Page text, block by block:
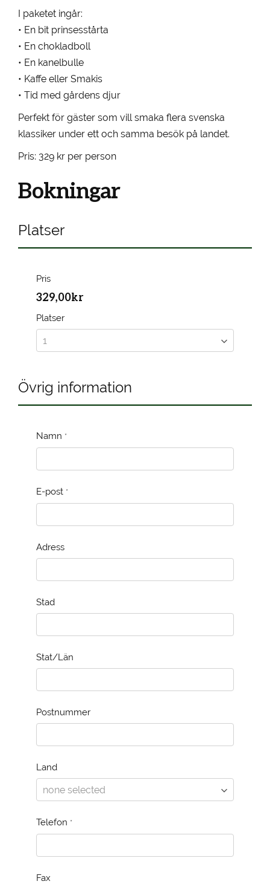
I paketet ingår:
• En bit prinsesstårta
• En chokladboll
• En kanelbulle
• Kaffe eller Smakis
• Tid med gårdens djur
Perfekt för gäster som vill smaka flera svenska
klassiker under ett och samma besök på landet.
Pris: 329 kr per person
Bokningar
Platser
Pris
329,00kr
Platser
Övrig information
Namn *
E-post *
Adress
Stad
Stat/Län
Postnummer
Land
Telefon *
Fax